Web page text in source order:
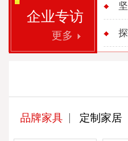
企业专访
更多
品牌家具 定制家居